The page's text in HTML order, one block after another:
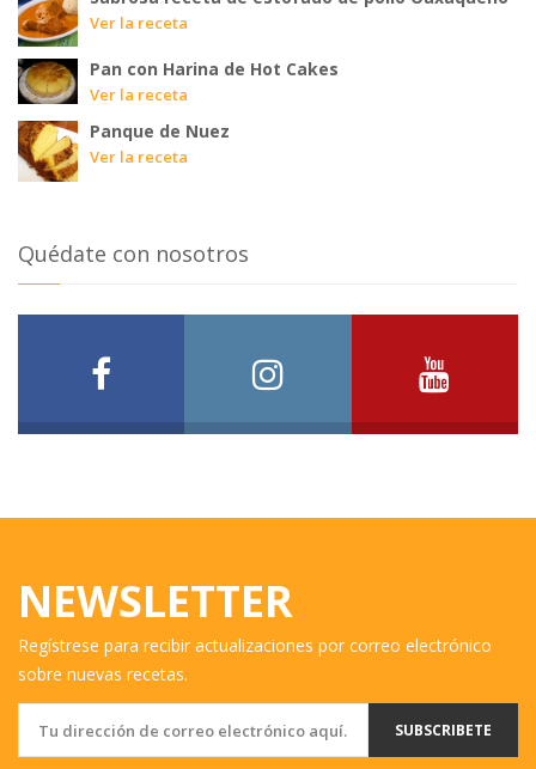
Ver la receta
Pan con Harina de Hot Cakes
Ver la receta
Panque de Nuez
Ver la receta
Quédate con nosotros
NEWSLETTER
Regístrese para recibir actualizaciones por correo electrónico
sobre nuevas recetas.
SUBSCRIBETE